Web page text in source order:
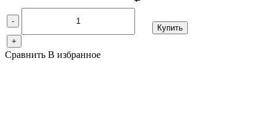
-
+
Купить
Сравнить В избранное